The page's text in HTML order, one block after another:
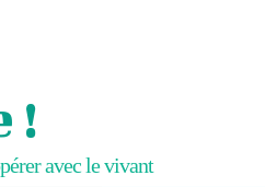
!
avec le vivant